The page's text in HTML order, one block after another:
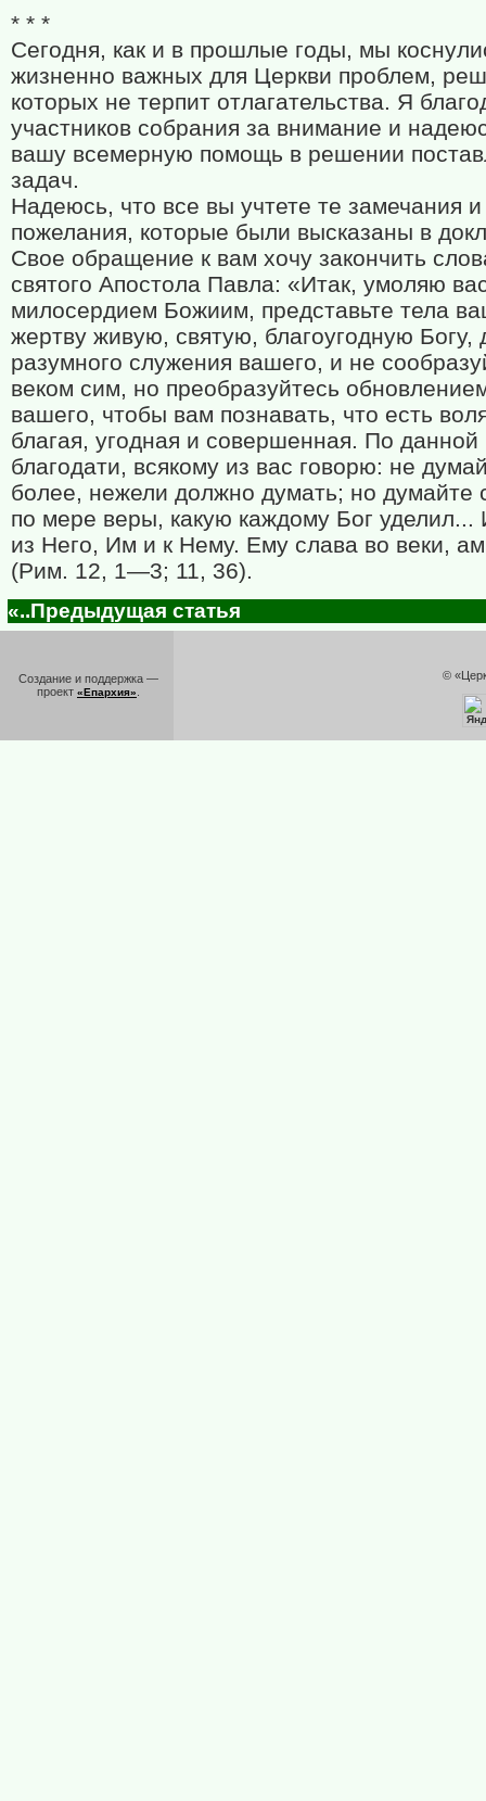
* * *
Сегодня, как и в прошлые годы, мы
жизненно важных для Церкви проблем,
которых не терпит отлагательства. Я
участников собрания за внимание и
вашу всемерную помощь в решении
задач.
Надеюсь, что все вы учтете те замечания и
пожелания, которые были высказаны в
Свое обращение к вам хочу закончить
святого Апостола Павла: «Итак, умоляю
милосердием Божиим, представьте тела
жертву живую, святую, благоугодную Богу,
разумного служения вашего, и не
веком сим, но преобразуйтесь
вашего, чтобы вам познавать, что есть
благая, угодная и совершенная. По
благодати, всякому из вас говорю: не
более, нежели должно думать; но думайте
по мере веры, какую каждому Бог уделил...
из Него, Им и к Нему. Ему слава во веки,
(Рим. 12, 1—3; 11, 36).
«..Предыдущая статья
Создание и поддержка —
проект «Епархия»
©